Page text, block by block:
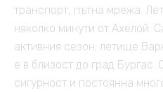
транспорт, пътна мрежа.
няколко минути от Ахелой.
активния сезон; летище
е в близост до град Бургас.
сигурност и постоянна